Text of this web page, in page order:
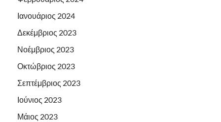
Ιανουάριος 2024
Δεκέμβριος 2023
Νοέμβριος 2023
Οκτώβριος 2023
Σεπτέμβριος 2023
Ιούνιος 2023
Μάιος 2023